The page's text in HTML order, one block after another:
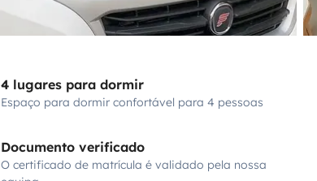
4 lugares para dormir
Espaço para dormir confortável para 4 pessoas
Documento verificado
O certificado de matrícula é validado pela nossa